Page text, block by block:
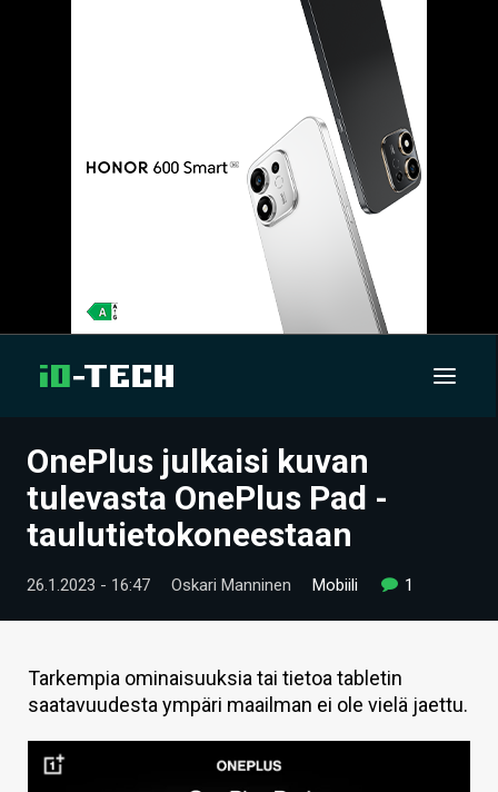
UUTISET
ARTIKKELIT
VIDEOT
TECHBBS
TIETOA
HINTA.FI
KAUPPA
OnePlus julkaisi kuvan
tulevasta OnePlus Pad -
taulutietokoneestaan
26.1.2023 - 16:47 Oskari Manninen Mobiili 1
Tarkempia ominaisuuksia tai tietoa tabletin
saatavuudesta ympäri maailman ei ole vielä jaettu.